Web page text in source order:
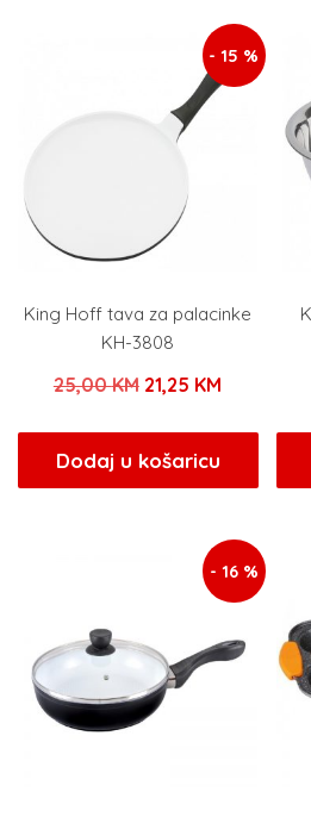
- 15 %
King Hoff tava za palacinke
KH-3808
25,00KM Izvorna
bila
je:
21,25 KMTrenutna
21,25 KM.
Dodaj u košaricu
- 16 %